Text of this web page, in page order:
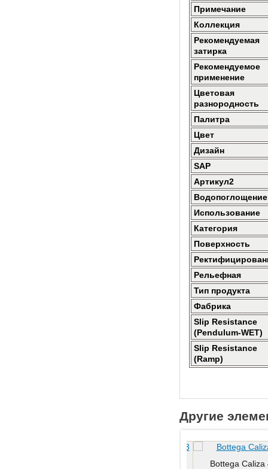
Примечание
Коллекция
Рекомендуемая
затирка
Рекомендуемое
применение
Цветовая
разнородность
Палитра
Цвет
Дизайн
SAP
Артикул2
Водопоглощение
Использование
Категория
Поверхность
Рельефная
Тип продукта
Фабрика
Slip Resistance
(Pendulum-WET)
Slip Resistance
(Ramp)
Другие
Bottega Caliza